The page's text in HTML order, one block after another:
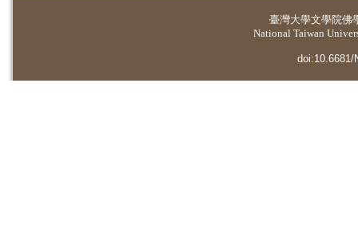
臺灣大學文學院佛
National Taiwan
doi:10.6681/